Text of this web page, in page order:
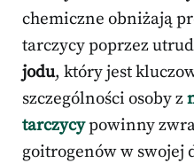
chemiczne obniżają
tarczycy poprzez
jodu, który jest
szczególności osoby z
tarczycypowinny
goitrogenów w swojej